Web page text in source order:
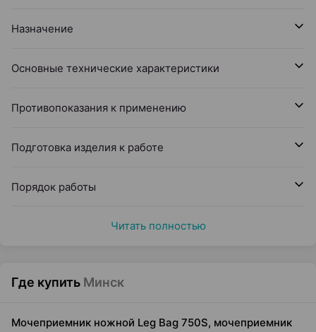
Назначение
Основные технические характеристики
Противопоказания к применению
Подготовка изделия к работе
Порядок работы
Читать полностью
Где купить Минск
Мочеприемник ножной Leg Bag 750S, мочеприемник